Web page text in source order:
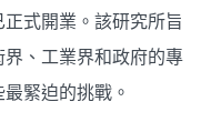
式開業。該研究所旨
、工業界和政府的專
緊迫的挑戰。